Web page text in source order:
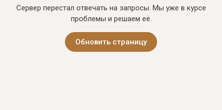
Сервер перестал отвечать на запросы. Мы уже в курсе
проблемы и решаем её.
Обновить страницу